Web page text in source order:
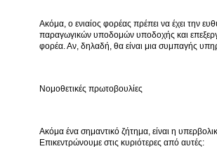
Ακόμα, ο ενιαίος φορέας πρέπει να έχει την
παραγωγικών υποδομών υποδοχής και
φορέα. Αν, δηλαδή, θα είναι μια συμπαγής
Νομοθετικές πρωτοβουλίες
Ακόμα ένα σημαντικό ζήτημα, είναι η
Επικεντρώνουμε στις κυριότερες από αυτές: